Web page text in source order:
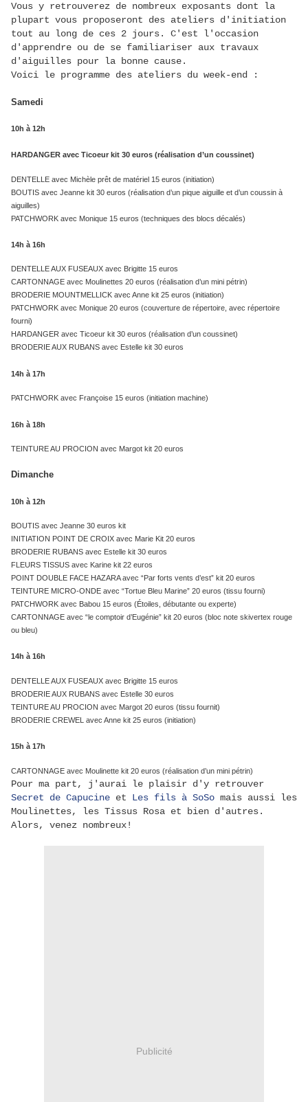
Vous y retrouverez de nombreux exposants dont la
plupart vous proposeront des ateliers d'initiation
tout au long de ces 2 jours. C'est l'occasion
d'apprendre ou de se familiariser aux travaux
d'aiguilles pour la bonne cause.
Voici le programme des ateliers du week-end :
Samedi
10h à 12h
HARDANGER avec Ticoeur kit 30 euros (réalisation d’un coussinet)
DENTELLE avec Michèle prêt de matériel 15 euros (initiation)
BOUTIS avec Jeanne kit 30 euros (réalisation d’un pique aiguille et d’un coussin à
aiguilles)
PATCHWORK avec Monique 15 euros (techniques des blocs décalés)
14h à 16h
DENTELLE AUX FUSEAUX avec Brigitte 15 euros
CARTONNAGE avec Moulinettes 20 euros (réalisation d’un mini pétrin)
BRODERIE MOUNTMELLICK avec Anne kit 25 euros (initiation)
PATCHWORK avec Monique 20 euros (couverture de répertoire, avec répertoire
fourni)
HARDANGER avec Ticoeur kit 30 euros (réalisation d’un coussinet)
BRODERIE AUX RUBANS avec Estelle kit 30 euros
14h à 17h
PATCHWORK avec Françoise 15 euros (initiation machine)
16h à 18h
TEINTURE AU PROCION avec Margot kit 20 euros
Dimanche
10h à 12h
BOUTIS avec Jeanne 30 euros kit
INITIATION POINT DE CROIX avec Marie Kit 20 euros
BRODERIE RUBANS avec Estelle kit 30 euros
FLEURS TISSUS avec Karine kit 22 euros
POINT DOUBLE FACE HAZARA avec “Par forts vents d’est” kit 20 euros
TEINTURE MICRO-ONDE avec “Tortue Bleu Marine” 20 euros (tissu fourni)
PATCHWORK avec Babou 15 euros (Étoiles, débutante ou experte)
CARTONNAGE avec “le comptoir d’Eugénie” kit 20 euros (bloc note skivertex rouge
ou bleu)
14h à 16h
DENTELLE AUX FUSEAUX avec Brigitte 15 euros
BRODERIE AUX RUBANS avec Estelle 30 euros
TEINTURE AU PROCION avec Margot 20 euros (tissu fournit)
BRODERIE CREWEL avec Anne kit 25 euros (initiation)
15h à 17h
CARTONNAGE avec Moulinette kit 20 euros (réalisation d’un mini pétrin)
Pour ma part, j'aurai le plaisir d'y retrouver
Secret de Capucine et Les fils à SoSo mais aussi les
Moulinettes, les Tissus Rosa et bien d'autres.
Alors, venez nombreux!
Publicité